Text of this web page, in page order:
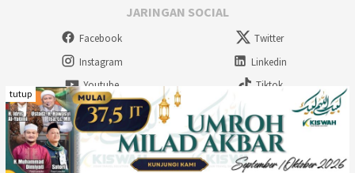
JARINGAN SOCIAL
Facebook
Twitter
Instagram
Linkedin
Youtube
Tiktok
Rambu Kota Multimedia - 2026
tutup